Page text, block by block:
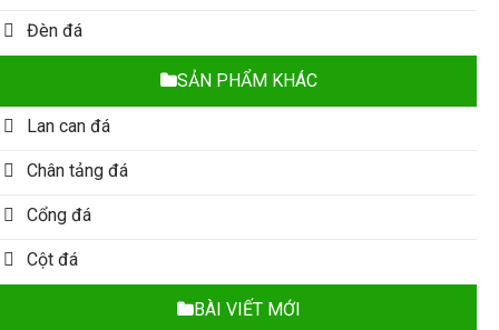
Đèn đá
SẢN PHẨM KHÁC
Lan can đá
Chân tảng đá
Cổng đá
Cột đá
BÀI VIẾT MỚI